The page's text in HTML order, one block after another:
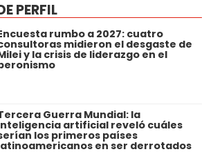
PERFIL
rumbo a 2027: cuatro
midieron el desgaste de
y la crisis de liderazgo en el
Guerra Mundial: la
artificial reveló cuáles
los primeros países
en ser derrotados